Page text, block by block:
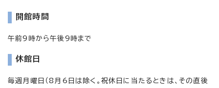
開館時間
午前9時から午後9時まで
休館日
毎週月曜日（8月6日は除く。祝休日に当たるときは、その直後